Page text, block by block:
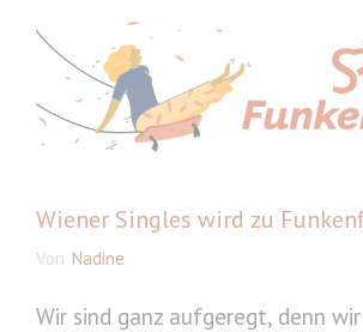
Wiener Singles wird zu
Von Nadine
Wir sind ganz aufgeregt, denn